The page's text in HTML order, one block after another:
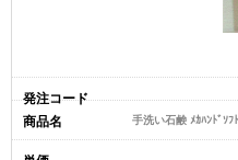
手洗い石鹸 ﾒｶﾊﾝﾄﾞｿ